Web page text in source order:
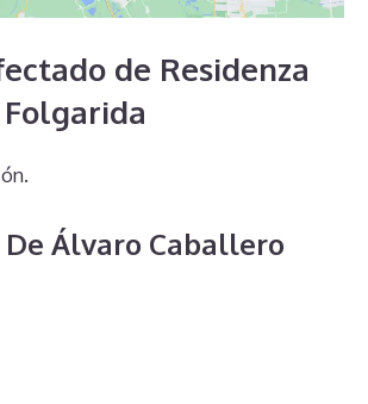
de Residenza
Álvaro Caballero